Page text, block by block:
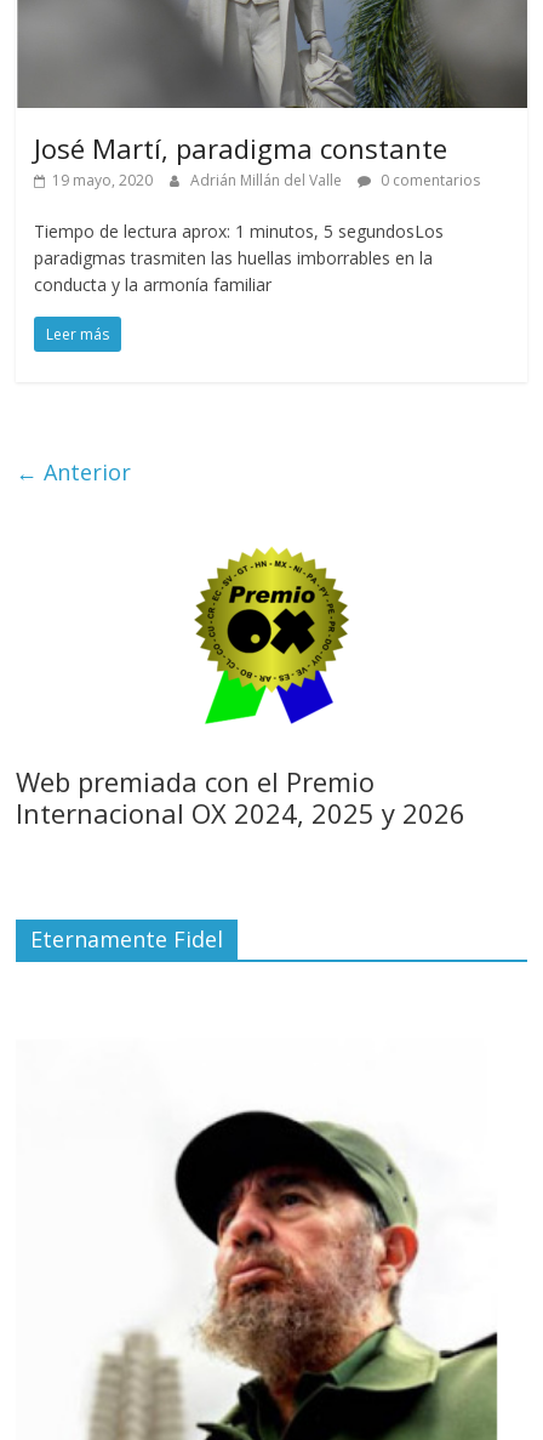
José Martí, paradigma constante
19 mayo, 2020 Adrián Millán del Valle 0 comentarios
Tiempo de lectura aprox: 1 minutos, 5 segundosLos
paradigmas trasmiten las huellas imborrables en la
conducta y la armonía familiar
Leer más
← Anterior
Web premiada con el Premio
Internacional OX 2024, 2025 y 2026
Eternamente Fidel